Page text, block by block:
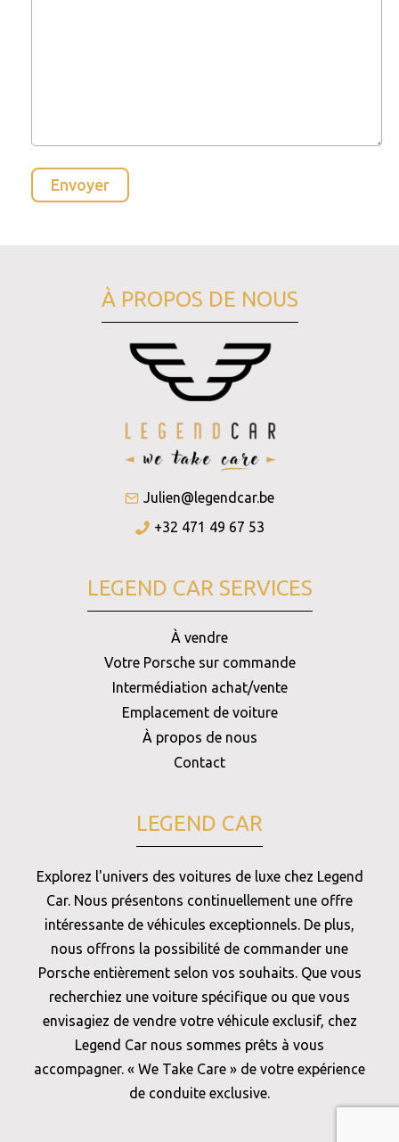
À PROPOS DE NOUS
Julien@legendcar.be
+32 471 49 67 53
LEGEND CAR SERVICES
À vendre
Votre Porsche sur commande
Intermédiation achat/vente
Emplacement de voiture
À propos de nous
Contact
LEGEND CAR
Explorez l'univers des voitures de luxe chez Legend
Car. Nous présentons continuellement une offre
intéressante de véhicules exceptionnels. De plus,
nous offrons la possibilité de commander une
Porsche entièrement selon vos souhaits. Que vous
recherchiez une voiture spécifique ou que vous
envisagiez de vendre votre véhicule exclusif, chez
Legend Car nous sommes prêts à vous
accompagner. « We Take Care » de votre expérience
de conduite exclusive.